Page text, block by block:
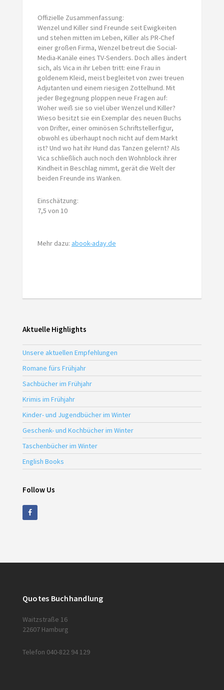
Offizielle Zusammenfassung:
Wenzel und Killer sind Freunde seit Ewigkeiten
und stehen mitten im Leben, Killer als PR-Chef
einer großen Firma, Wenzel betreut die Social-
Media-Kanäle eines TV-Senders. Doch alles ändert
sich, als Vica in ihr Leben tritt: eine Frau in
goldenem Kleid, meist begleitet von zwei treuen
Adjutanten und einem riesigen Zottelhund. Mit
jeder Begegnung ploppen neue Fragen auf:
Woher weiß sie so viel über Wenzel und Killer?
Wieso besitzt sie ein Exemplar des neuen Buchs
von Drifter, einer ominösen Schriftstellerfigur,
obwohl es überhaupt noch nicht auf dem Markt
ist? Und wo hat ihr Hund das Tanzen gelernt? Als
Vica schließlich auch noch den Wohnblock ihrer
Kindheit in Beschlag nimmt, gerät die Welt der
beiden Freunde ins Wanken.
Einschätzung:
7,5 von 10
Mehr dazu: abook-aday.de
Aktuelle Highlights
Unsere aktuellen Empfehlungen
Romane fürs Frühjahr
Sachbücher im Frühjahr
Krimis im Frühjahr
Kinder- und Jugendbücher im Winter
Geschenk- und Kochbücher im Winter
Taschenbücher im Winter
English Books
Follow Us
Quotes Buchhandlung
Waitzstraße 16
22607 Hamburg
Telefon 040-822 94 129